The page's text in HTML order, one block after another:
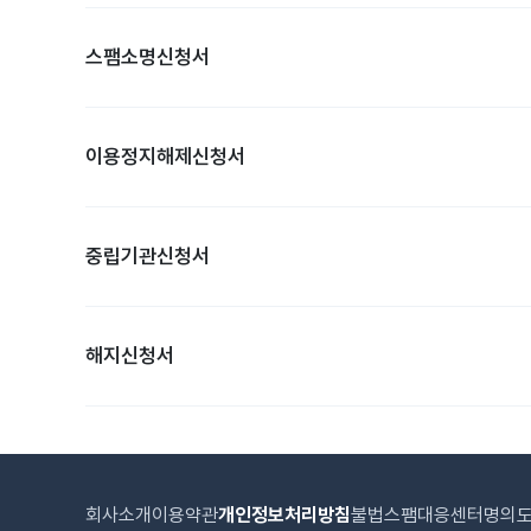
스팸소명신청서
이용정지해제신청서
중립기관신청서
해지신청서
회사소개 이용약관개인정보처리방침불법스팸대응센터 명의